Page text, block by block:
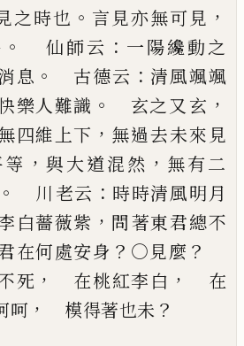
之時也 。 言見亦無可見 ，
。 仙師云 ： 一陽纔動之
息 。 古德云 ： 清風颯颯
樂人難識 。 玄之又 玄 ，
四維上下 ， 無過去未來見
， 與大道混然 ， 無有二
。 川 老云 ： 時時清風明月
白薔薇紫 ， 問著東君總不
在何處安身 ？ ○見麼 ？
死 ， 在桃紅李白 ，
在
呵 ， 模得著也未 ？